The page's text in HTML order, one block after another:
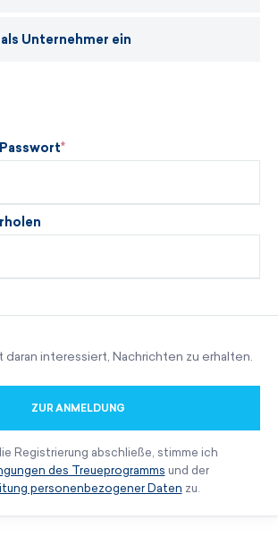
als Unternehmer ein
daran interessiert, Nachrichten zu erhalten.
ZUR ANMELDUNG
Registrierung abschließe, stimme ich
des Treueprogramms und der
personenbezogener Daten zu.